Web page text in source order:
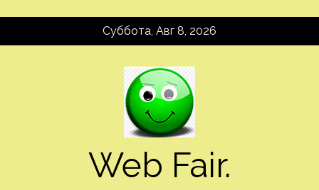
Суббота, Авг 8, 2026
Web Fair.